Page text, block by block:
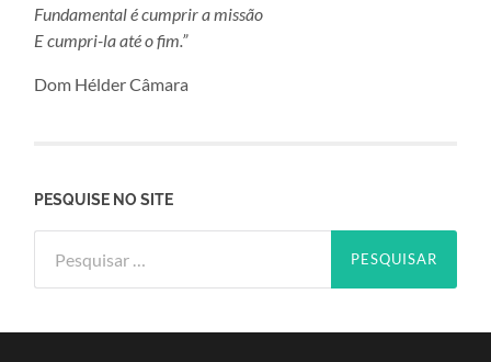
Fundamental é cumprir a missão
E cumpri-la até o fim.”
Dom Hélder Câmara
PESQUISE NO SITE
por: